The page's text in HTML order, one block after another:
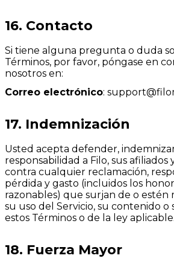
16. Contacto
Si tiene alguna pregunta o duda
Términos, por favor, póngase en
nosotros en:
Correo electrónico:
17. Indemnización
Usted acepta defender,
responsabilidad a Filo, sus afiliados
contra cualquier reclamación,
pérdida y gasto (incluidos los
razonables) que surjan de o estén
su uso del Servicio, su contenido o
estos Términos o de la ley aplicable.
18. Fuerza Mayor